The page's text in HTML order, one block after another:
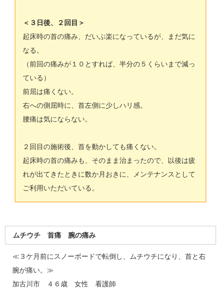
＜３日後、２回目＞
起床時の首の痛み、だいぶ楽になっているが、まだ気に
なる。
（前回の痛みが１０とすれば、半分の５くらいまで減っ
ている）
前屈は痛くない。
右への側屈時に、首左側に少しハリ感。
腰痛は気にならない。
２回目の施術後、首を動かしても痛くない。
起床時の首の痛みも、そのまま治まったので、以後は疲
れが出てきたときに数か月おきに、メンテナンスとして
ご利用いただいている。
ムチウチ 首痛 腕の痛み
≪３ケ月前にスノーボードで転倒し、ムチウチになり、首と右
腕が痛い。≫
加古川市 ４６歳 女性 看護師